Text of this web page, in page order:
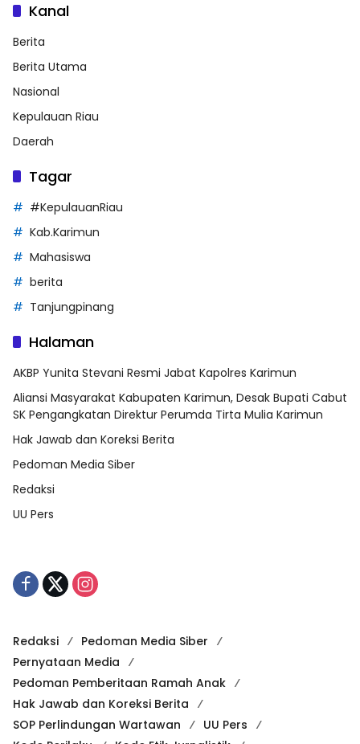
Kanal
Berita
Berita Utama
Nasional
Kepulauan Riau
Daerah
Tagar
#KepulauanRiau
Kab.Karimun
Mahasiswa
berita
Tanjungpinang
Halaman
AKBP Yunita Stevani Resmi Jabat Kapolres Karimun
Aliansi Masyarakat Kabupaten Karimun, Desak Bupati Cabut
SK Pengangkatan Direktur Perumda Tirta Mulia Karimun
Hak Jawab dan Koreksi Berita
Pedoman Media Siber
Redaksi
UU Pers
Redaksi
Pedoman Media Siber
Pernyataan Media
Pedoman Pemberitaan Ramah Anak
Hak Jawab dan Koreksi Berita
SOP Perlindungan Wartawan
UU Pers